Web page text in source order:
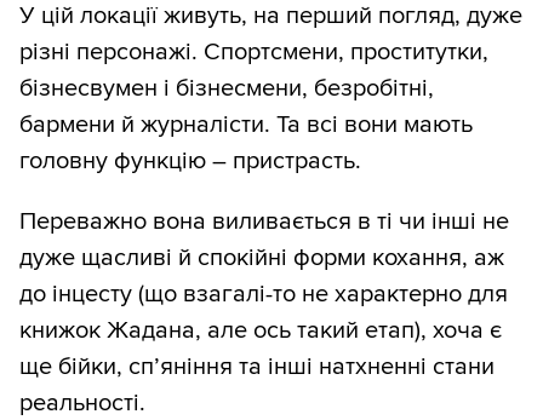
У цій локації живуть, на перший погляд, дуже
різні персонажі. Спортсмени, проститутки,
бізнесвумен і бізнесмени, безробітні,
бармени й журналісти. Та всі вони мають
головну функцію – пристрасть.
Переважно вона виливається в ті чи інші не
дуже щасливі й спокійні форми кохання, аж
до інцесту (що взагалі-то не характерно для
книжок Жадана, але ось такий етап), хоча є
ще бійки, сп’яніння та інші натхненні стани
реальності.